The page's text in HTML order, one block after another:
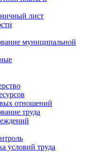
лист
муниципальной
отношений
труда
условий труда